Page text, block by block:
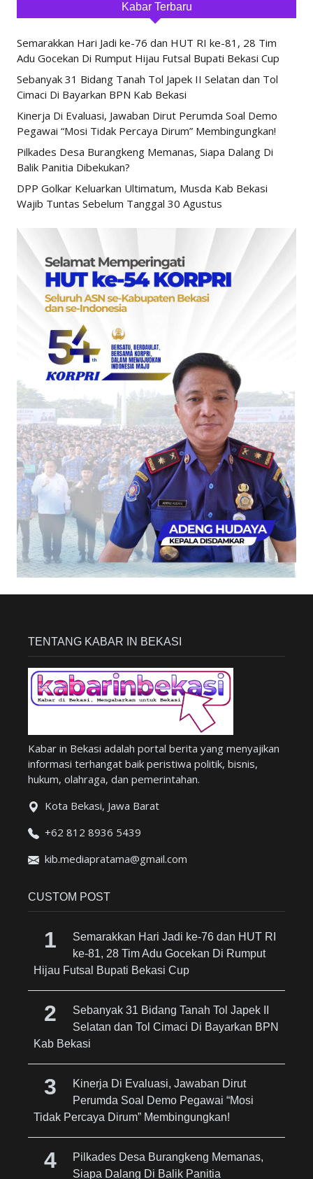
Kabar Terbaru
Semarakkan Hari Jadi ke-76 dan HUT RI ke-81, 28 Tim
Adu Gocekan Di Rumput Hijau Futsal Bupati Bekasi Cup
Sebanyak 31 Bidang Tanah Tol Japek II Selatan dan Tol
Cimaci Di Bayarkan BPN Kab Bekasi
Kinerja Di Evaluasi, Jawaban Dirut Perumda Soal Demo
Pegawai “Mosi Tidak Percaya Dirum” Membingungkan!
Pilkades Desa Burangkeng Memanas, Siapa Dalang Di
Balik Panitia Dibekukan?
DPP Golkar Keluarkan Ultimatum, Musda Kab Bekasi
Wajib Tuntas Sebelum Tanggal 30 Agustus
TENTANG KABAR IN BEKASI
Kabar in Bekasi adalah portal berita yang menyajikan
informasi terhangat baik peristiwa politik, bisnis,
hukum, olahraga, dan pemerintahan.
Kota Bekasi, Jawa Barat
+62 812 8936 5439
kib.mediapratama@gmail.com
CUSTOM POST
Semarakkan Hari Jadi ke-76 dan HUT RI
ke-81, 28 Tim Adu Gocekan Di Rumput
Hijau Futsal Bupati Bekasi Cup
Sebanyak 31 Bidang Tanah Tol Japek II
Selatan dan Tol Cimaci Di Bayarkan BPN
Kab Bekasi
Kinerja Di Evaluasi, Jawaban Dirut
Perumda Soal Demo Pegawai “Mosi
Tidak Percaya Dirum” Membingungkan!
Pilkades Desa Burangkeng Memanas,
Siapa Dalang Di Balik Panitia